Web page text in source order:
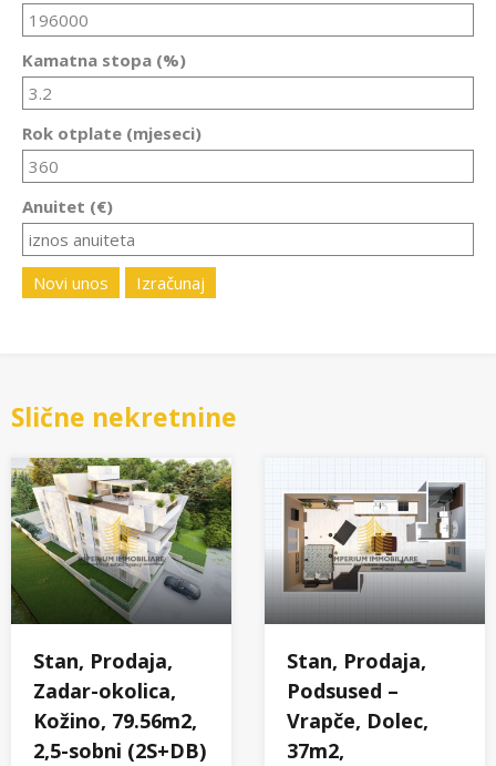
Kamatna stopa (%)
Rok otplate (mjeseci)
Anuitet (€)
Novi unos Izračunaj
Slične nekretnine
Stan, Prodaja,
Zadar-okolica,
Kožino, 79.56m2,
2,5-sobni (2S+DB)
Stan, Prodaja,
Podsused –
Vrapče, Dolec,
37m2,